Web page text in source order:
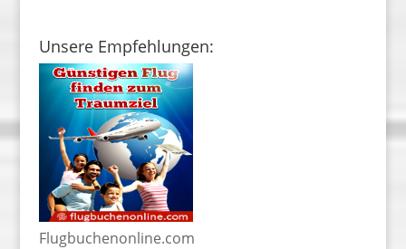
Unsere Empfehlungen:
Flugbuchenonline.com